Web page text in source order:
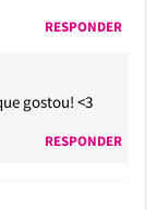
RESPONDER
gostou! <3
RESPONDER